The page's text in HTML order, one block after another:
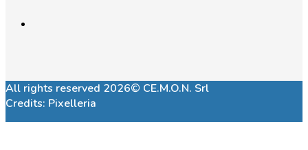
All rights reserved 2026© CE.M.O.N. Srl
Credits: Pixelleria